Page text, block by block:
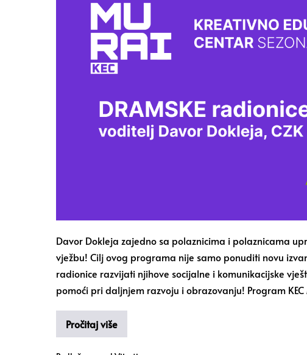
Davor Dokleja zajedno sa polaznicima i polaznicama
vježbu! Cilj ovog programa nije samo ponuditi novu
radionice razvijati njihove socijalne i komunikacijske
pomoći pri daljnjem razvoju i obrazovanju! Program
Pročitaj više